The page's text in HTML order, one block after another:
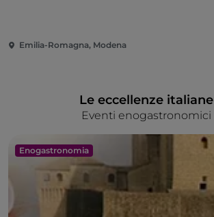
Emilia-Romagna, Modena
Eventi enogastronomici
Le eccellenze italiane
Enogastronomia